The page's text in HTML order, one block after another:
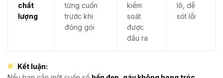
chất
lượng
từng cuốn
trước khi
đóng gói
kiểm
soát
được
đầu ra
lô, dễ
sót lỗi
Kết luận: